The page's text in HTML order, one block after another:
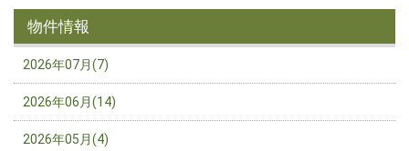
物件情報
2026年07月(7)
2026年06月(14)
2026年05月(4)